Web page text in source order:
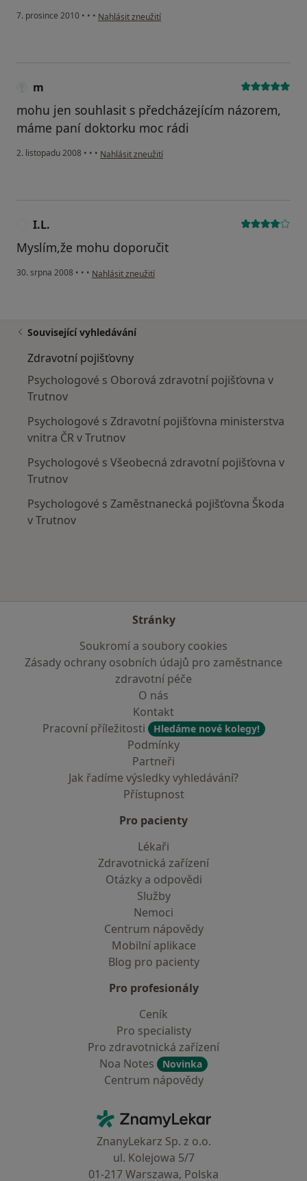
7. prosince 2010 • • • podle názoru uživatele Váš účet byl odstraněn
Nahlásit zneužití
m
mohu jen souhlasit s předcházejícím názorem,
máme paní doktorku moc rádi
2. listopadu 2008 • • • podle názoru uživatele m
Nahlásit zneužití
I.L.
Myslím,že mohu doporučit
30. srpna 2008 • • • podle názoru uživatele I.L.
Nahlásit zneužití
Související vyhledávání
Zdravotní pojišťovny
Psychologové s Oborová zdravotní pojišťovna v
Trutnov
Psychologové s Zdravotní pojišťovna ministerstva
vnitra ČR v Trutnov
Psychologové s Všeobecná zdravotní pojišťovna v
Trutnov
Psychologové s Zaměstnanecká pojišťovna Škoda
v Trutnov
Stránky
Soukromí a soubory cookies
Zásady ochrany osobních údajů pro zaměstnance
zdravotní péče
O nás
Kontakt
Pracovní příležitosti
Hledáme nové kolegy!
Podmínky
Partneři
Jak řadíme výsledky vyhledávání?
Přístupnost
Pro pacienty
Lékaři
Zdravotnická zařízení
Otázky a odpovědi
Služby
Nemoci
Centrum nápovědy
Mobilní aplikace
Blog pro pacienty
Pro profesionály
Ceník
Pro specialisty
Pro zdravotnická zařízení
Noa Notes
Novinka
Centrum nápovědy
ZnamyLekar - Hlavní stránka
ZnanyLekarz Sp. z o.o.
ul. Kolejowa 5/7
01-217 Warszawa, Polska